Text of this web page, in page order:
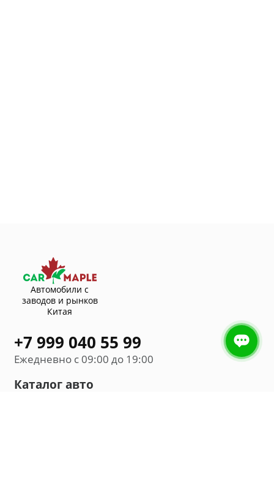
Автомобили с
заводов и рынков
Китая
+7 999 040 55 99
Ежедневно с 09:00 до 19:00
Каталог авто